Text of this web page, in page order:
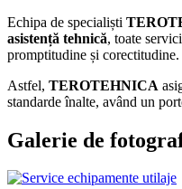
Echipa de specialiști
asistență tehnică, toate
promptitudine și corectitudine.
Astfel, TEROTEHNICA
standarde înalte, având un
Galerie de